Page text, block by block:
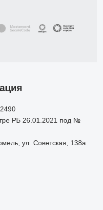
РБ 26.01.2021 под №
ул. Советская, 138а